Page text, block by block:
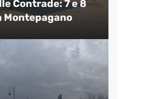
Contrade: 7 e 8
Montepagano